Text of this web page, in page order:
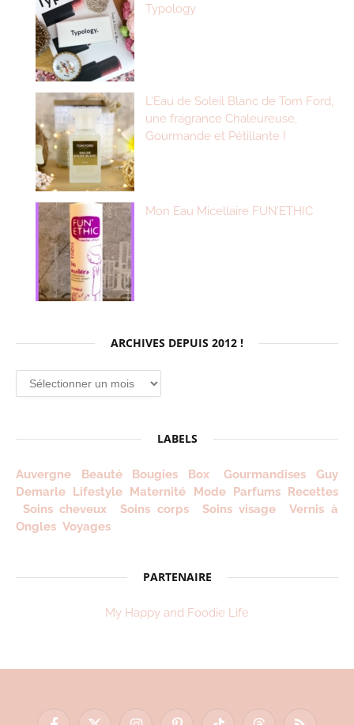
Typology
L’Eau de Soleil Blanc de Tom Ford,
une fragrance Chaleureuse,
Gourmande et Pétillante !
Mon Eau Micellaire FUN’ETHIC
ARCHIVES DEPUIS 2012 !
Archives
depuis
LABELS
Auvergne Beauté Bougies Box Gourmandises
Guy
Demarle Lifestyle Maternité Mode Parfums Recettes
Soins cheveux
Soins corps Soins visage
Vernis à
Ongles Voyages
PARTENAIRE
My Happy and Foodie Life